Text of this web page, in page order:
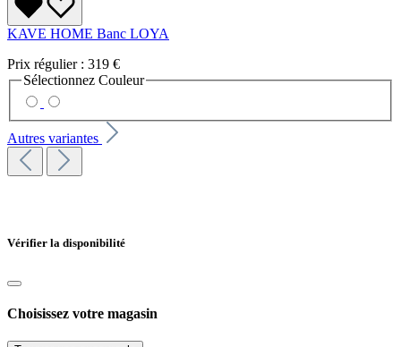
KAVE HOME Banc LOYA
Prix régulier : 319 €
Sélectionnez Couleur
Autres variantes
Vérifier la disponibilité
Choisissez votre magasin